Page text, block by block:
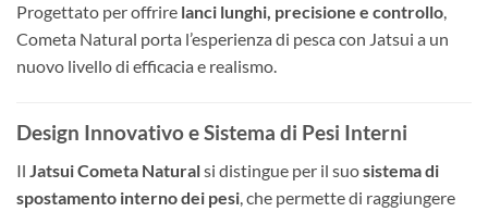
Progettato per offrire lanci lunghi, precisione e controllo,
Cometa Natural porta l’esperienza di pesca con Jatsui a un
nuovo livello di efficacia e realismo.
Design Innovativo e Sistema di Pesi Interni
Il Jatsui Cometa Naturalsi distingue per il suosistema di
spostamento interno dei pesi , che permette di raggiungere